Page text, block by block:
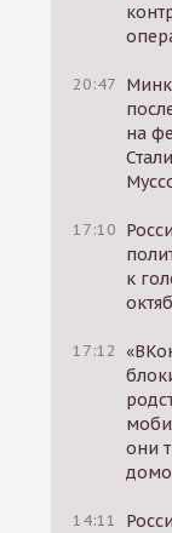
20:47
на
17:10
к
17:12
они
14:11